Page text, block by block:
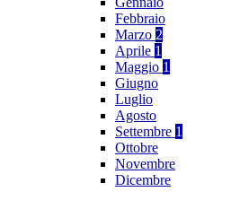
Febbraio
Marzo 2
Aprile 1
Maggio 1
Giugno
Luglio
Agosto
Settembre 1
Ottobre
Novembre
Dicembre